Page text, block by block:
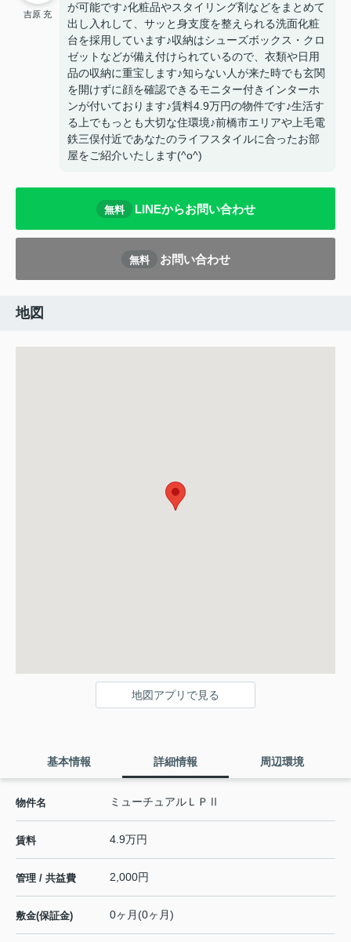
吉原 充
が可能です♪化粧品やスタイリング剤などをまとめて
出し入れして、サッと身支度を整えられる洗面化粧
台を採用しています♪収納はシューズボックス・クロ
ゼットなどが備え付けられているので、衣類や日用
品の収納に重宝します♪知らない人が来た時でも玄関
を開けずに顔を確認できるモニター付きインターホ
ンが付いております♪賃料4.9万円の物件です♪生活す
る上でもっとも大切な住環境♪前橋市エリアや上毛電
鉄三俣付近であなたのライフスタイルに合ったお部
屋をご紹介いたします(^o^)
無料 LINEからお問い合わせ
無料 お問い合わせ
地図
地図アプリで見る
基本情報 詳細情報 周辺環境
物件名 ミューチュアルＬＰⅡ
賃料 4.9万円
管理 / 共益費 2,000円
敷金(保証金) 0ヶ月(0ヶ月)